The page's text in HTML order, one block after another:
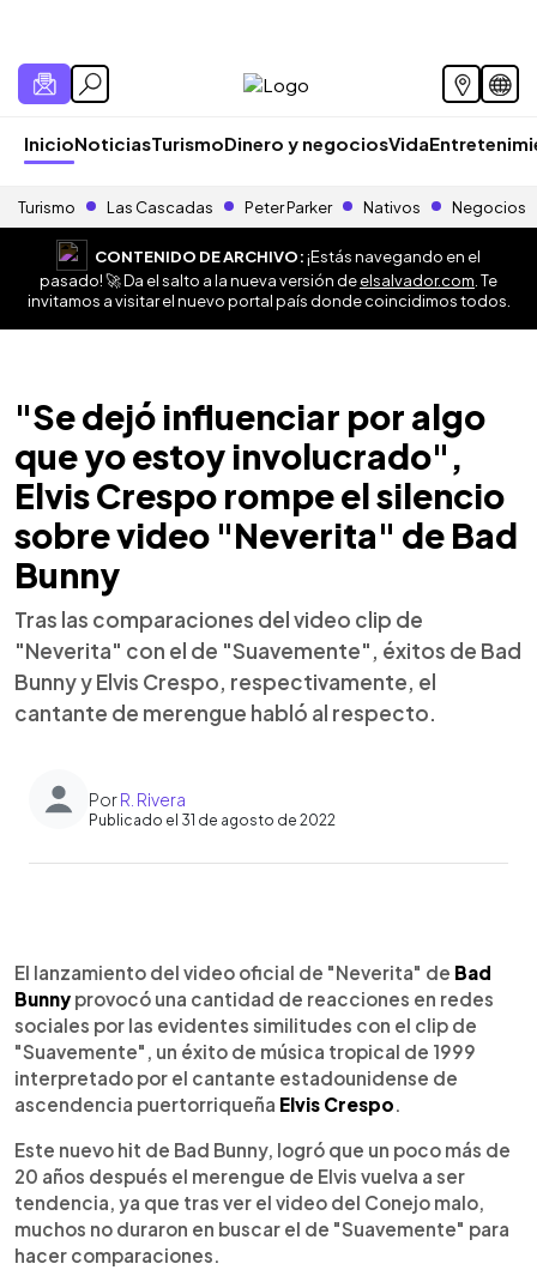
InicioNoticiasTurismoDinero y negociosVida
Turismo Las Cascadas Peter Parker Nativos Negocios
CONTENIDO DE ARCHIVO:¡Estás navegando en el
pasado! 🚀 Da el salto a la nueva versión deelsalvador.com . Te
invitamos a visitar el nuevo portal país donde coincidimos todos.
"Se dejó influenciar por algo
que yo estoy involucrado",
Elvis Crespo rompe el silencio
sobre video "Neverita" de Bad
Bunny
Tras las comparaciones del video clip de
"Neverita" con el de "Suavemente", éxitos de Bad
Bunny y Elvis Crespo, respectivamente, el
cantante de merengue habló al respecto.
PorR. Rivera
Publicado el 31 de agosto de 2022
Escuchar artículo
El lanzamiento del video oficial de "Neverita" de Bad
Bunny provocó una cantidad de reacciones en redes
sociales por las evidentes similitudes con el clip de
"Suavemente", un éxito de música tropical de 1999
interpretado por el cantante estadounidense de
ascendencia puertorriqueña Elvis Crespo.
Este nuevo hit de Bad Bunny, logró que un poco más de
20 años después el merengue de Elvis vuelva a ser
tendencia, ya que tras ver el video del Conejo malo,
muchos no duraron en buscar el de "Suavemente" para
hacer comparaciones.